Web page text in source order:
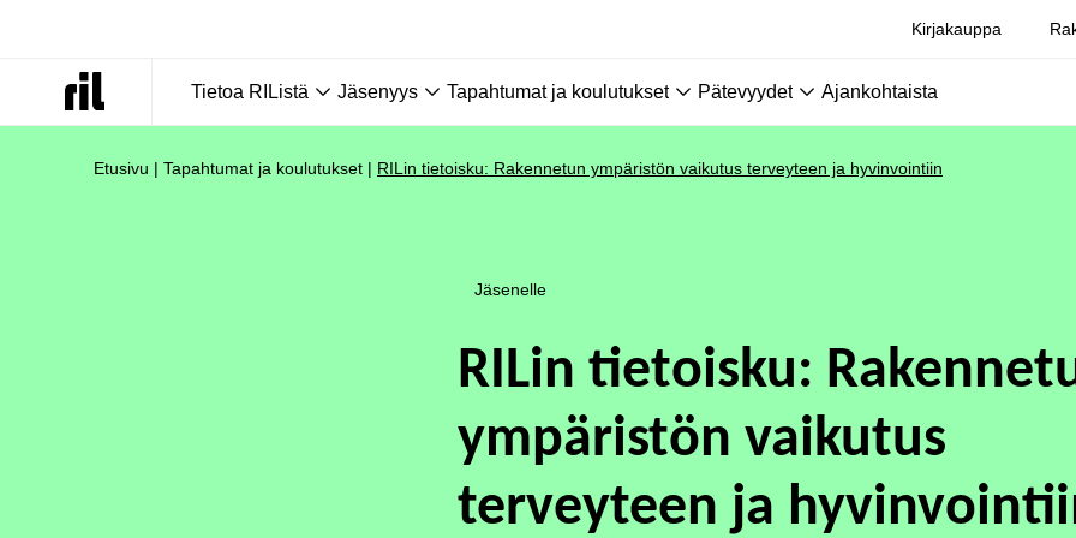
Kirjakauppa
Tietoa RIListä Jäsenyys Tapahtumat ja koulutukset Pätevyydet Ajankohtaista
Etusivu | Tapahtumat ja koulutukset | RILin tietoisku: Rakennetun ympäristön vaikutus terveyteen ja hyvinvointiin
Jäsenelle
RILin tietoisku:
ympäristön vaikutus
terveyteen ja